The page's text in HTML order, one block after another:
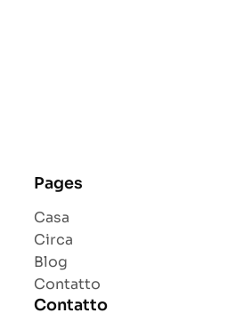
Pages
Casa
Circa
Blog
Contatto
Contatto